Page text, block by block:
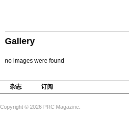
Gallery
no images were found
杂志 订阅
Copyright © 2026 PRC Magazine.